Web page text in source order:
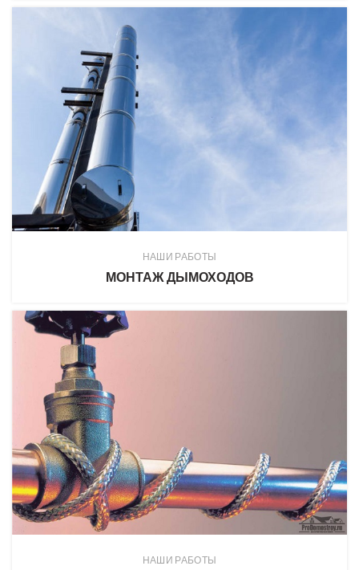
НАШИ РАБОТЫ
МОНТАЖ ДЫМОХОДОВ
НАШИ РАБОТЫ